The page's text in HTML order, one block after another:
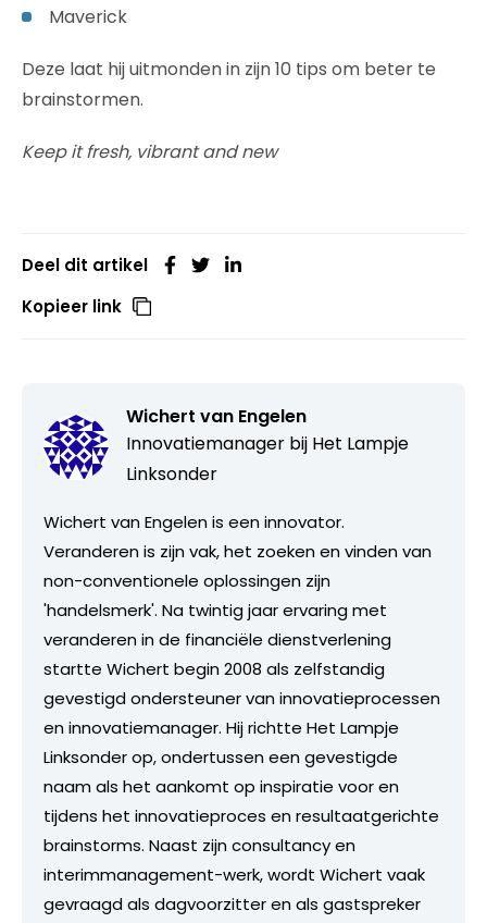
Maverick
Deze laat hij uitmonden in zijn 10 tips om beter te
brainstormen.
Keep it fresh, vibrant and new
Deel dit artikel
Kopieer link
Wichert van Engelen
Innovatiemanager bij Het Lampje
Linksonder
Wichert van Engelen is een innovator.
Veranderen is zijn vak, het zoeken en vinden van
non-conventionele oplossingen zijn
'handelsmerk'. Na twintig jaar ervaring met
veranderen in de financiële dienstverlening
startte Wichert begin 2008 als zelfstandig
gevestigd ondersteuner van innovatieprocessen
en innovatiemanager. Hij richtte Het Lampje
Linksonder op, ondertussen een gevestigde
naam als het aankomt op inspiratie voor en
tijdens het innovatieproces en resultaatgerichte
brainstorms. Naast zijn consultancy en
interimmanagement-werk, wordt Wichert vaak
gevraagd als dagvoorzitter en als gastspreker